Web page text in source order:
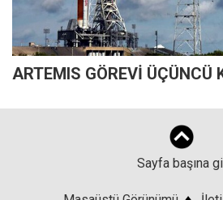
ARTEMIS GÖREVİ ÜÇÜNCÜ
Sayfa başına